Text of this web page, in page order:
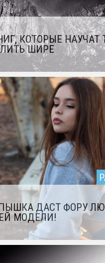
КОТОРЫЕ НАУЧАТ
ШИРЕ
ДАСТ ФОРУ
МОДЕЛИ!